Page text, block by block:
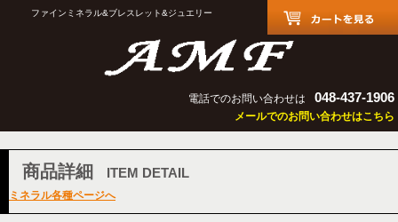
ファインミネラル&ブレスレット&ジュエリー
電話でのお問い合わせは 048-437-1906
メールでのお問い合わせはこちら
商品詳細 ITEM DETAIL
ミネラル各種ページへ